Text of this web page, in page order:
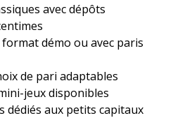
avec dépôts
démo ou avec paris
de pari adaptables
jeux disponibles
dédiés aux petits capitaux